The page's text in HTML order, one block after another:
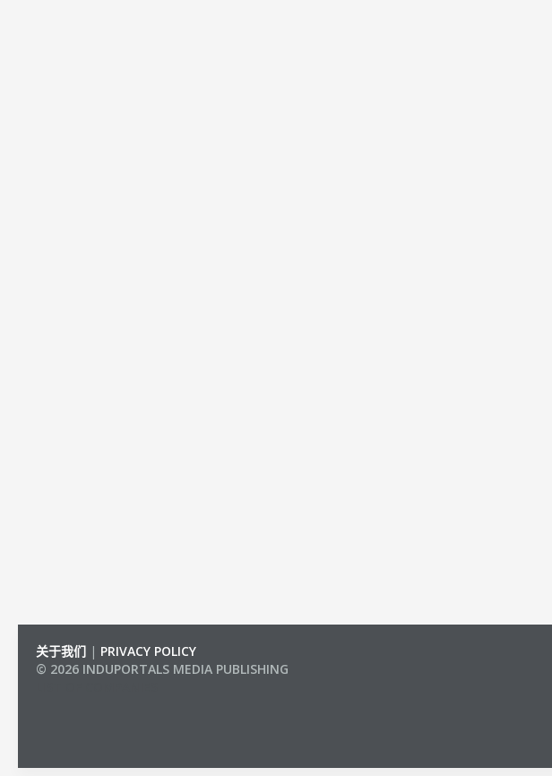
关于我们 | PRIVACY POLICY
© 2026 INDUPORTALS MEDIA PUBLISHING